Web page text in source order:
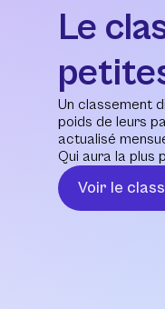
Le
Un classement
poids de leurs
actualisé
Qui aura la plus
Voir le